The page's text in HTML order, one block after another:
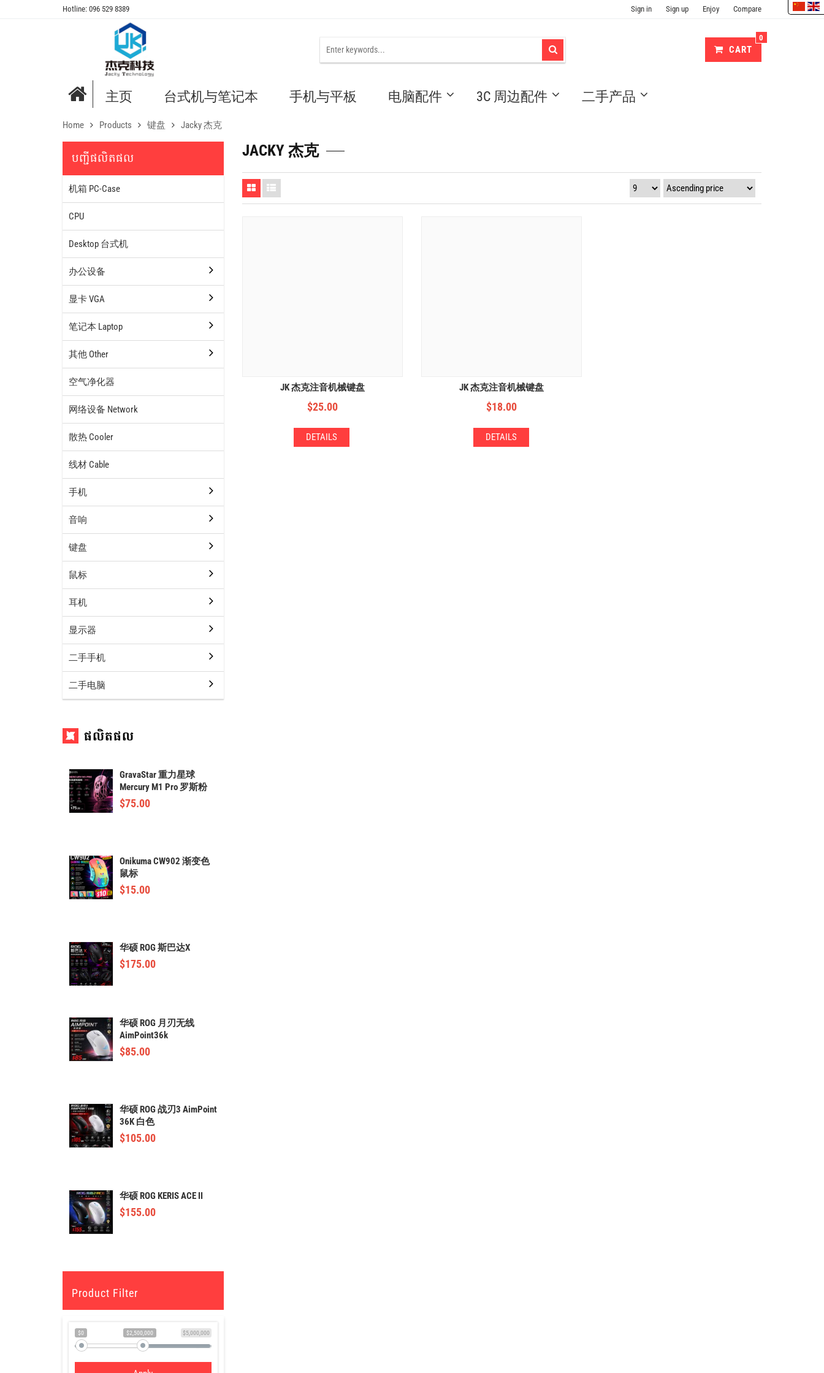
Hotline: 096 529 8389 Sign in Sign up Enjoy Compare
0
CART
主页 台式机与笔记本 手机与平板 电脑配件 3C 周边配件 二手产品
Home Products 键盘 Jacky 杰克
បញ្ជីផលិតផល
机箱 PC-Case
CPU
Desktop 台式机
办公设备
显卡 VGA
笔记本 Laptop
其他 Other
空气净化器
网络设备 Network
散热 Cooler
线材 Cable
手机
音响
键盘
鼠标
耳机
显示器
二手手机
二手电脑
ផលិតផល
GravaStar 重力星球
Mercury M1 Pro 罗斯粉
$75.00
Onikuma CW902 渐变色
鼠标
$15.00
华硕 ROG 斯巴达X
$175.00
华硕 ROG 月刃无线
AimPoint36k
$85.00
华硕 ROG 战刃3 AimPoint
36K 白色
$105.00
华硕 ROG KERIS ACE II
$155.00
Product Filter
$5,000,000
$0 $2,500,000
JACKY 杰克
JK 杰克注音机械键盘
$25.00
DETAILS
JK 杰克注音机械键盘
$18.00
DETAILS